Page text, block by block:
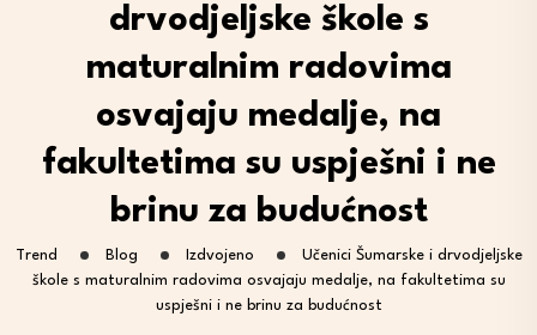
drvodjeljske škole s
maturalnim radovima
osvajaju medalje, na
fakultetima su uspješni i ne
brinu za budućnost
Trend Blog Izdvojeno
Učenici Šumarske i drvodjeljske
škole s maturalnim radovima osvajaju medalje, na fakultetima su
uspješni i ne brinu za budućnost